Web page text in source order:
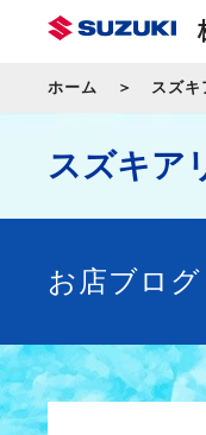
ホーム スズキ
スズキア
お店ブログ